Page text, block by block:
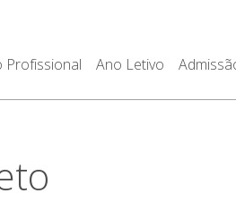
Profissional Ano Letivo